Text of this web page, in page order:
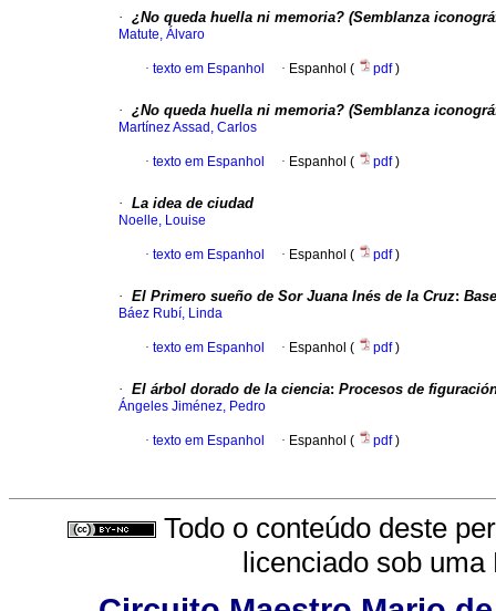
· ¿No queda huella ni memoria? (Semblanza
Matute, Álvaro
· texto em Espanhol · Espanhol ( pdf)
· ¿No queda huella ni memoria? (Semblanza
Martínez Assad, Carlos
· texto em Espanhol · Espanhol ( pdf)
· La idea de ciudad
Noelle, Louise
· texto em Espanhol · Espanhol ( pdf)
· El Primero sueño de Sor Juana Inés de la Cruz:
Báez Rubí, Linda
· texto em Espanhol · Espanhol ( pdf)
· El árbol dorado de la ciencia: Procesos de
Ángeles Jiménez, Pedro
· texto em Espanhol · Espanhol ( pdf)
Todo o conteúdo deste
licenciado sob uma